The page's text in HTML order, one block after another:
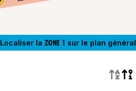
Localiser la ZONE 1 sur le plan général